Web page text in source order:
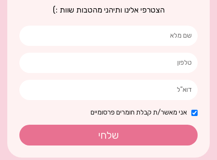
הצטרפי אלינו ותיהני מהטבות שוות :)
אני מאשר/ת קבלת חומרים פרסומיים
שלחי